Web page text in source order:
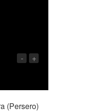
- +
(Persero)